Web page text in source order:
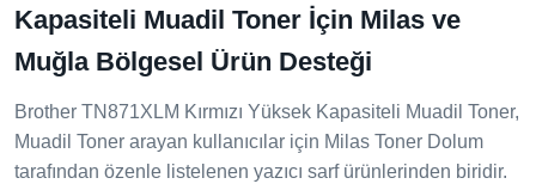
Kapasiteli Muadil Toner İçin Milas ve
Muğla Bölgesel Ürün Desteği
Brother TN871XLM Kırmızı Yüksek Kapasiteli Muadil Toner,
Muadil Toner arayan kullanıcılar için Milas Toner Dolum
tarafından özenle listelenen yazıcı sarf ürünlerinden biridir.